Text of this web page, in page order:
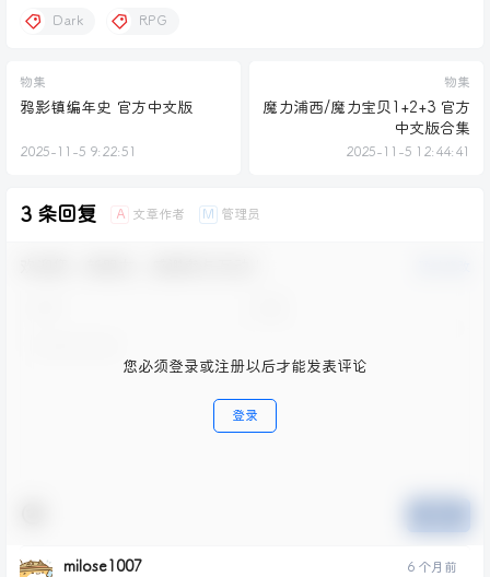
Dark RPG
物集
鸦影镇编年史 官方中文版
2025-11-5 9:22:51
物集
魔力浦西/魔力宝贝1+2+3 官方
中文版合集
2025-11-5 12:44:41
3 条回复 A 文章作者 M 管理员
您必须登录或注册以后才能发表评论
登录
milose1007 6 个月前